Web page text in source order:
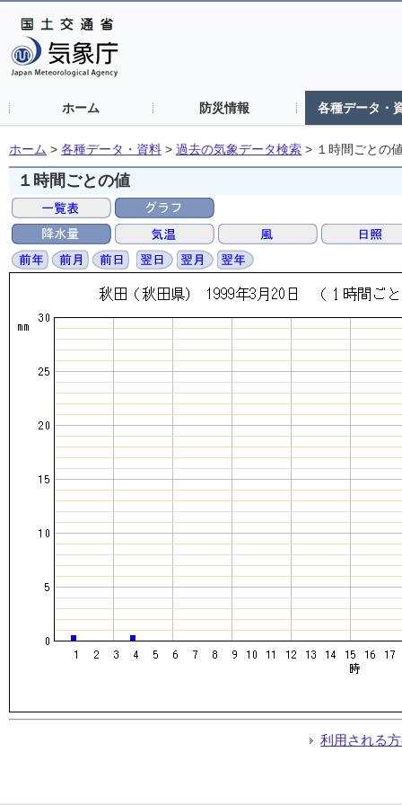
ホーム 防災情報 各種データ・
ホーム > 各種データ・資料 > 過去の気象データ検索 > １時間ごとの
１時間ごとの値
利用される